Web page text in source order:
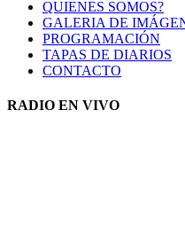
QUIENES SOMOS?
GALERIA DE
PROGRAMACIÓN
TAPAS DE DIARIOS
CONTACTO
RADIO EN VIVO